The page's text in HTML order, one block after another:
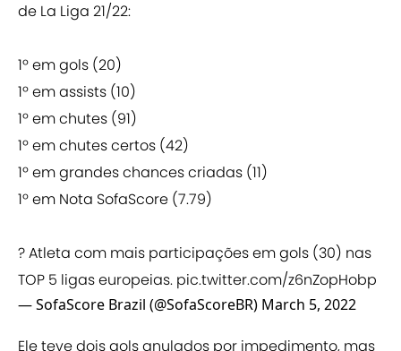
de La Liga 21/22:
1º em gols (20)
1º em assists (10)
1º em chutes (91)
1º em chutes certos (42)
1º em grandes chances criadas (11)
1º em Nota SofaScore (7.79)
? Atleta com mais participações em gols (30) nas
TOP 5 ligas europeias. pic.twitter.com/z6nZopHobp
— SofaScore Brazil (@SofaScoreBR) March 5, 2022
Ele teve dois gols anulados por impedimento, mas